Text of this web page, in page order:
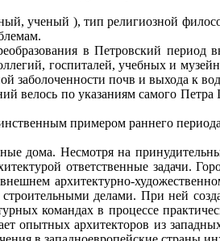
ученый ), тип религиозной
в Петровский
госпиталей, учебных и
заболоченности почв и выхода к
велось по указаниям самого
примером раннего
дома. Несмотря на
ответственные задачи.
архитектурно-
делами. При ней
командах в процессе
опытных архитекторов из